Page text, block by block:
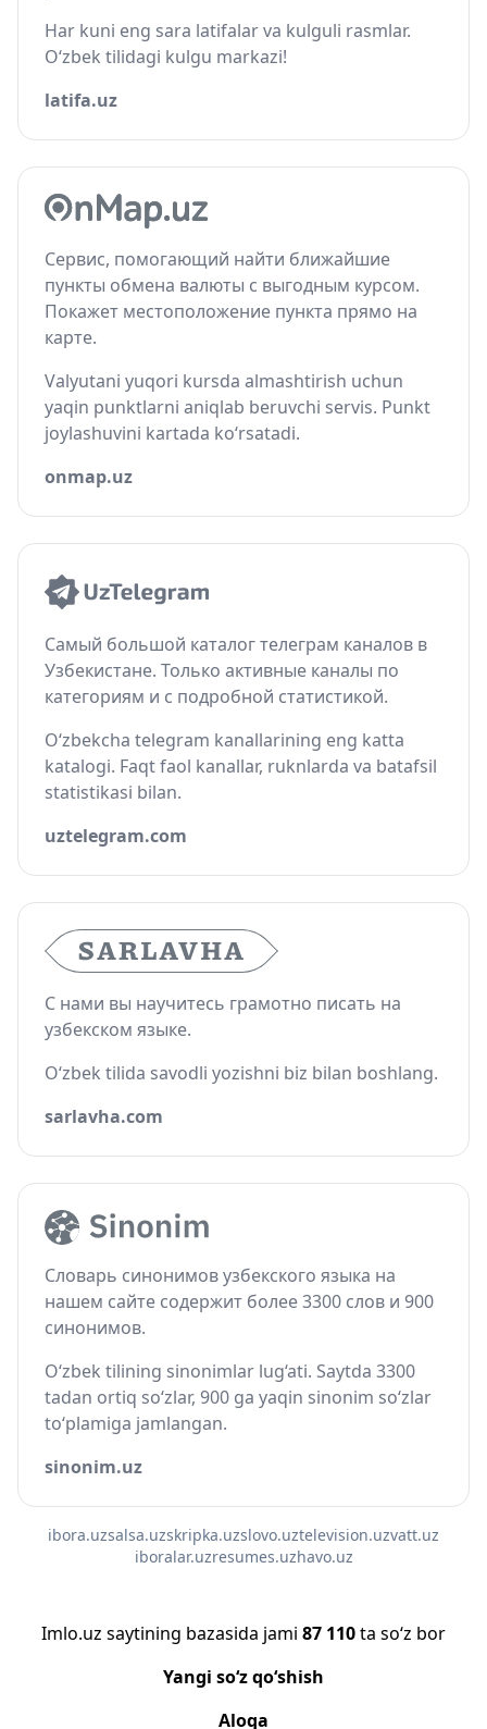
Har kuni eng sara latifalar va kulguli rasmlar.
O‘zbek tilidagi kulgu markazi!
latifa.uz
Сервис, помогающий найти ближайшие
пункты обмена валюты с выгодным курсом.
Покажет местоположение пункта прямо на
карте.
Valyutani yuqori kursda almashtirish uchun
yaqin punktlarni aniqlab beruvchi servis. Punkt
joylashuvini kartada ko‘rsatadi.
onmap.uz
Самый большой каталог телеграм каналов в
Узбекистане. Только активные каналы по
категориям и с подробной статистикой.
O‘zbekcha telegram kanallarining eng katta
katalogi. Faqt faol kanallar, ruknlarda va batafsil
statistikasi bilan.
uztelegram.com
С нами вы научитесь грамотно писать на
узбекском языке.
O‘zbek tilida savodli yozishni biz bilan boshlang.
sarlavha.com
Словарь синонимов узбекского языка на
нашем сайте содержит более 3300 слов и 900
синонимов.
O‘zbek tilining sinonimlar lug‘ati. Saytda 3300
tadan ortiq so‘zlar, 900 ga yaqin sinonim so‘zlar
to‘plamiga jamlangan.
sinonim.uz
ibora.uzsalsa.uzskripka.uzslovo.uztelevision.uzvatt.uz
iboralar.uzresumes.uzhavo.uz
Imlo.uz saytining bazasida jami 87 110ta so‘z bor
Yangi so‘z qo‘shish
Aloqa